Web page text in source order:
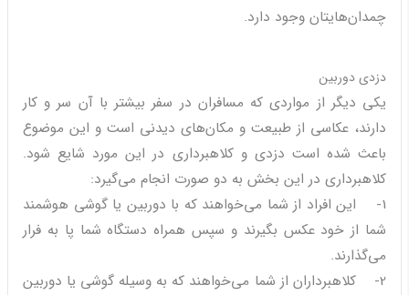
چمدان‌هایتان وجود دارد.
دزدی دوربین
یکی دیگر از مواردی که مسافران در سفر بیشتر با آن سر و کار
دارند، عکاسی از طبیعت و مکان‌های دیدنی است و این موضوع
باعث شده است دزدی و کلاهبرداری در این مورد شایع شود.
کلاهبرداری در این بخش به دو صورت انجام می‌گیرد:
1- این افراد از شما می‌خواهند که با دوربین یا گوشی هوشمند
شما از خود عکس بگیرند و سپس همراه دستگاه شما پا به فرار
می‌گذارند.
2- کلاهبرداران از شما می‌خواهند که به وسیله گوشی یا دوربین